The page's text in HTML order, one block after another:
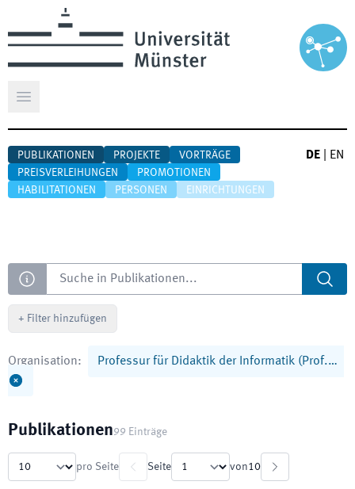
Hauptmenü öffnen
PUBLIKATIONEN PROJEKTE
VORTRÄGE
PREISVERLEIHUNGEN
PROMOTIONEN
HABILITATIONEN
PERSONEN EINRICHTUNGEN
DE EN
Suche
+ Filter hinzufügen
Organisation: Professur für Didaktik der Informatik (Prof.…
Publikationen99 Einträge
pro Seite Seite von10